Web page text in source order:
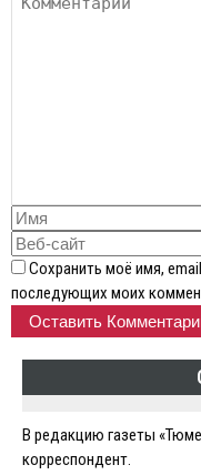
Сохранить моё имя,
последующих моих
В редакцию газеты
корреспондент.